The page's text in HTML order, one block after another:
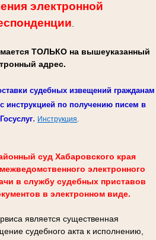
электронной
ТОЛЬКО на вышеуказанный
адрес.
судебных извещений гражданам
инструкцией по получению писем в
. Инструкция.
суд Хабаровского края
электронного
в службу судебных приставов
в электронном виде.
является существенная
судебного акта к исполнению,